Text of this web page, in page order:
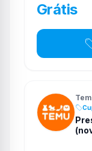
Grátis